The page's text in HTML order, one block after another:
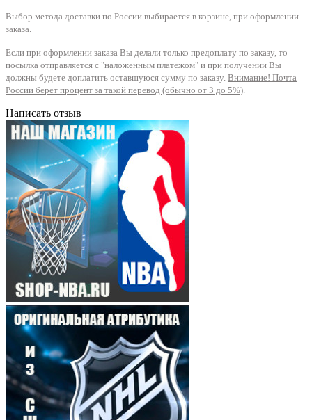
Выбор метода доставки по России выбирается в корзине, при оформлении
заказа.
Если при оформлении заказа Вы делали только предоплату по заказу, то
посылка отправляется с "наложенным платежом" и при получении Вы
должны будете доплатить оставшуюся сумму по заказу. Внимание! Почта
России берет процент за такой перевод (обычно от 3 до 5%).
Написать отзыв